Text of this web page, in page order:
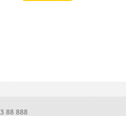
88 888